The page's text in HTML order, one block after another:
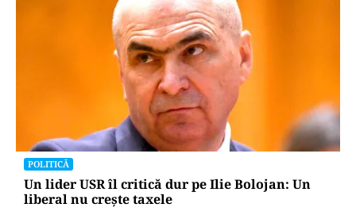
POLITICĂ
Un lider USR îl critică dur pe Ilie Bolojan: Un
liberal nu crește taxele